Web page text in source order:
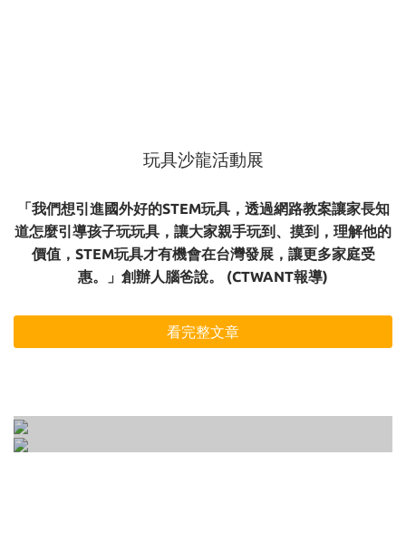
玩具沙龍活動展
「我們想引進國外好的STEM玩具，透過網路教案讓家長知
道怎麼引導孩子玩玩具，讓大家親手玩到、摸到，理解他的
價值，STEM玩具才有機會在台灣發展，讓更多家庭受
惠。」創辦人腦爸說。 (CTWANT報導)
看完整文章
一次培養的10種開放式遊戲大公開！
如何正確的選一個適合孩子的玩具 ? 3-6歲玩具